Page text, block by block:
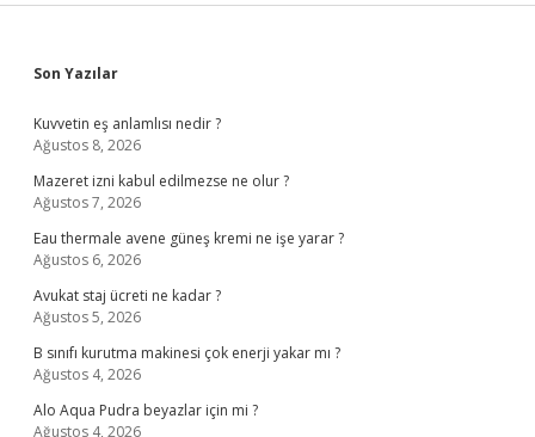
Sidebar
Son Yazılar
Kuvvetin eş anlamlısı nedir ?
Ağustos 8, 2026
Mazeret izni kabul edilmezse ne olur ?
Ağustos 7, 2026
Eau thermale avene güneş kremi ne işe yarar ?
Ağustos 6, 2026
Avukat staj ücreti ne kadar ?
Ağustos 5, 2026
B sınıfı kurutma makinesi çok enerji yakar mı ?
Ağustos 4, 2026
Alo Aqua Pudra beyazlar için mi ?
Ağustos 4, 2026